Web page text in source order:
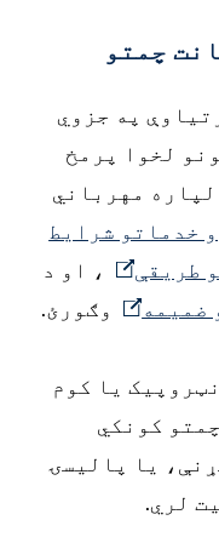
چمتو
په جزوي
لخوا پرمخ
مهرباني
خدماتو شرایط
طریقې
، او د
ضمیمه وګورئ.
یا کوم
کونکي
یا پالیسۍ
لري.